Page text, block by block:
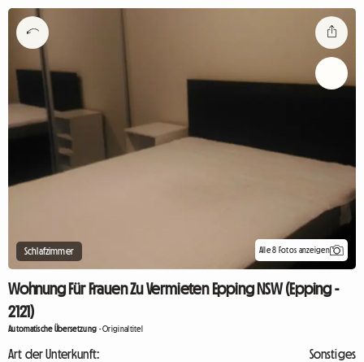
Schlafzimmer Alle 8 Fotos anzeigen
Wohnung Für Frauen Zu Vermieten Epping NSW (Epping -
2121)
Automatische Übersetzung -Originaltitel
Art der Unterkunft:
Sonstiges